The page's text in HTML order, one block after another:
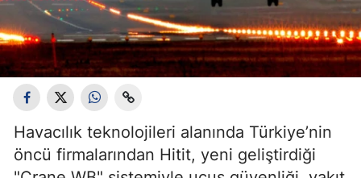
Havacılık teknolojileri alanında Türkiye’nin
öncü firmalarından Hitit, yeni geliştirdiği